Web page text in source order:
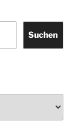
Suchen